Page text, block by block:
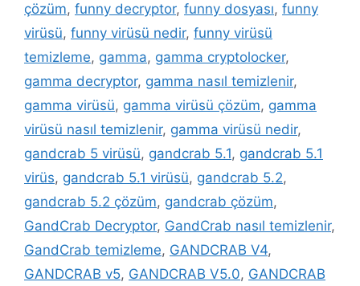
çözüm, funny decryptor, funny dosyası, funny
virüsü, funny virüsü nedir, funny virüsü
temizleme, gamma, gamma cryptolocker,
gamma decryptor, gamma nasıl temizlenir,
gamma virüsü, gamma virüsü çözüm, gamma
virüsü nasıl temizlenir, gamma virüsü nedir,
gandcrab 5 virüsü, gandcrab 5.1, gandcrab 5.1
virüs, gandcrab 5.1 virüsü, gandcrab 5.2,
gandcrab 5.2 çözüm, gandcrab çözüm,
GandCrab Decryptor, GandCrab nasıl temizlenir,
GandCrab temizleme, GANDCRAB V4,
GANDCRAB v5, GANDCRAB V5.0, GANDCRAB